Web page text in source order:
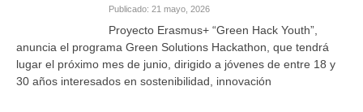
Publicado: 21 mayo, 2026
Proyecto Erasmus+ “Green Hack Youth”,
anuncia el programa Green Solutions Hackathon, que tendrá
lugar el próximo mes de junio, dirigido a jóvenes de entre 18 y
30 años interesados en sostenibilidad, innovación